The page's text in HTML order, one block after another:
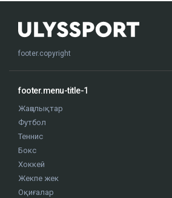
footer.copyright
footer.menu-title-1
Жаңалықтар
Футбол
Теннис
Бокс
Хоккей
Жекпе жек
Оқиғалар